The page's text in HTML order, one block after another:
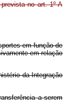
no art. 1º-A
em função de
em relação
da Integração
a serem